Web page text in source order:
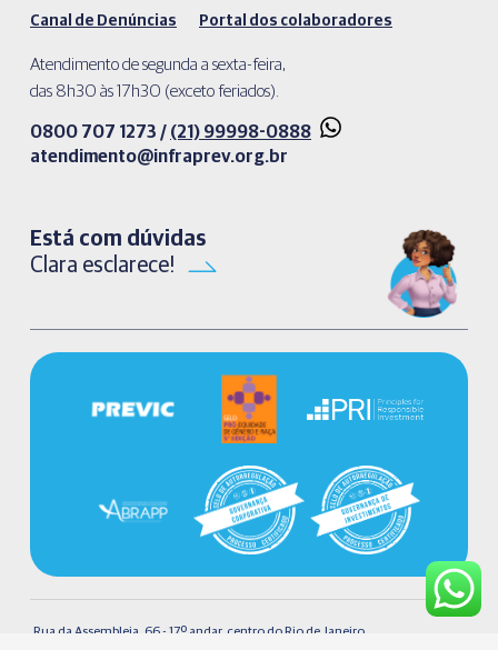
Canal de Denúncias Portal dos colaboradores
Atendimento de segunda a sexta-feira,
das 8h30 às 17h30 (exceto feriados).
0800 707 1273 / (21) 99998-0888
atendimento@infraprev.org.br​
Está com dúvidas
Clara esclarece!
Rua da Assembleia, 66 - 17º andar, centro do Rio de Janeiro.